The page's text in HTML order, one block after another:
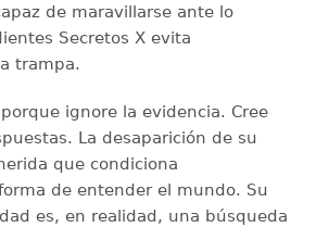
de maravillarse ante lo
Secretos X evita
trampa.
ignore la evidencia. Cree
La desaparición de su
que condiciona
de entender el mundo. Su
es, en realidad, una búsqueda